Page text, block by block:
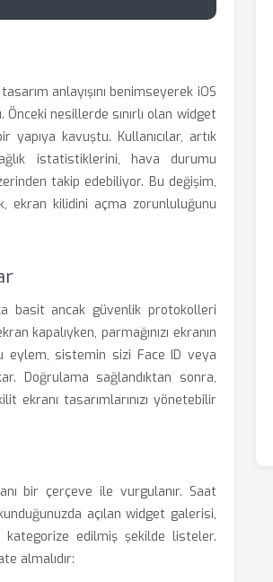
anlayışını benimseyerek iOS
nesillerde sınırlı olan widget
kavuştu. Kullanıcılar, artık
istatistiklerini, hava durumu
takip edebiliyor. Bu değişim,
ekran kilidini açma zorunluluğunu
basit ancak güvenlik protokolleri
kapalıyken, parmağınızı ekranın
eylem, sistemin sizi Face ID veya
Doğrulama sağlandıktan sonra,
ekranı tasarımlarınızı yönetebilir
bir çerçeve ile vurgulanır. Saat
açılan widget galerisi,
edilmiş şekilde listeler.
almalıdır: